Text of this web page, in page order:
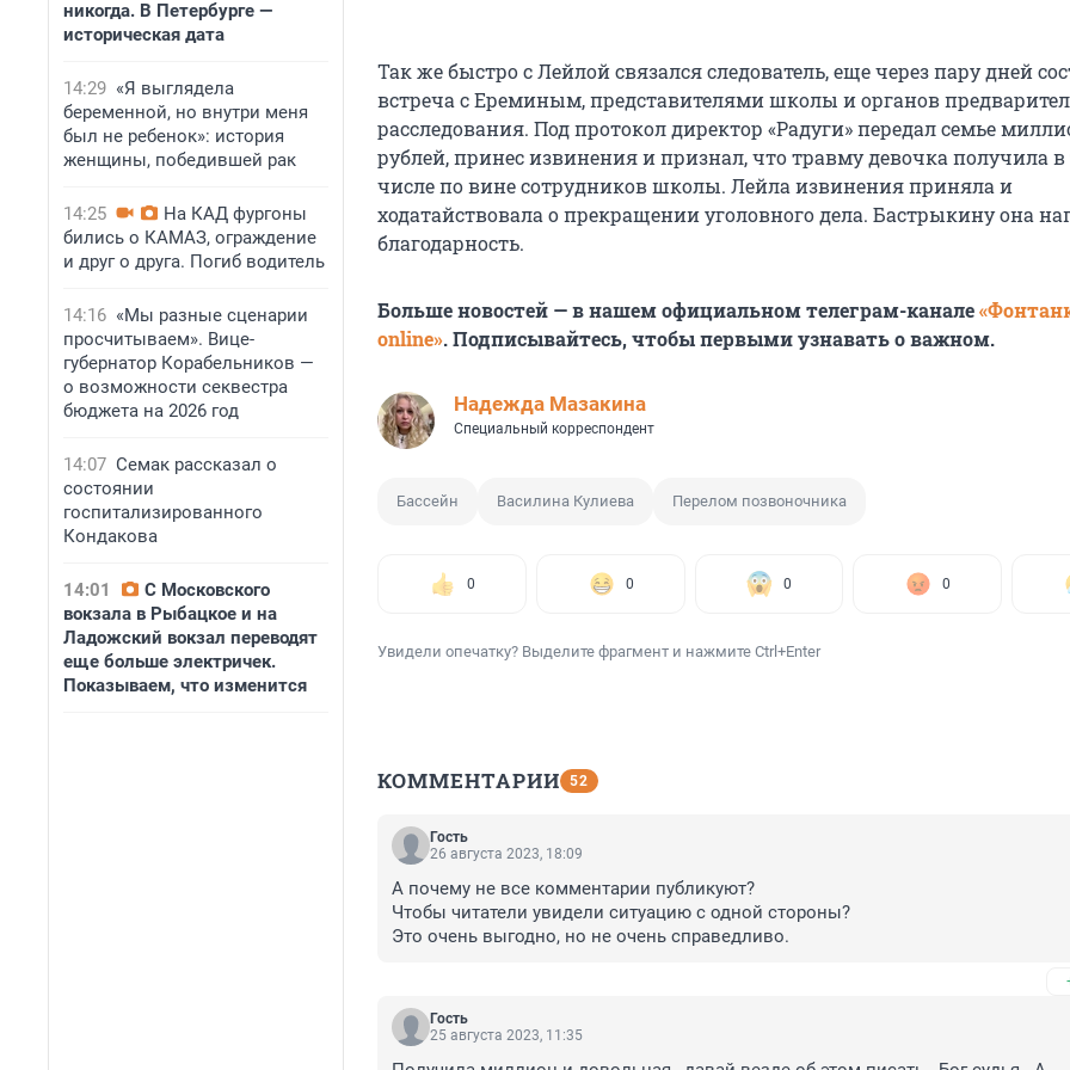
никогда. В Петербурге —
историческая дата
14:29 «Я выглядела
беременной, но внутри меня
был не ребенок»: история
женщины, победившей рак
14:25
На КАД фургоны
бились о КАМАЗ, ограждение
и друг о друга. Погиб водитель
14:16 «Мы разные сценарии
просчитываем». Вице-
губернатор Корабельников —
о возможности секвестра
бюджета на 2026 год
14:07 Семак рассказал о
состоянии
госпитализированного
Кондакова
14:01
С Московского
вокзала в Рыбацкое и на
Ладожский вокзал переводят
еще больше электричек.
Показываем, что изменится
Так же быстро с Лейлой связался следователь, еще через пару дней
встреча с Ереминым, представителями школы и органов
расследования. Под протокол директор «Радуги» передал семье
рублей, принес извинения и признал, что травму девочка получила
числе по вине сотрудников школы. Лейла извинения приняла и
ходатайствовала о прекращении уголовного дела. Бастрыкину она
благодарность.
Больше новостей — в нашем официальном телеграм-канале
online». Подписывайтесь, чтобы первыми узнавать о важном.
Надежда Мазакина
Специальный корреспондент
Бассейн Василина Кулиева Перелом позвоночника
0 0 0 0
Увидели опечатку? Выделите фрагмент и нажмите Ctrl+Enter
КОММЕНТАРИИ 52
Гость
26 августа 2023, 18:09
А почему не все комментарии публикуют?
Чтобы читатели увидели ситуацию с одной стороны?
Это очень выгодно, но не очень справедливо.
Гость
25 августа 2023, 11:35